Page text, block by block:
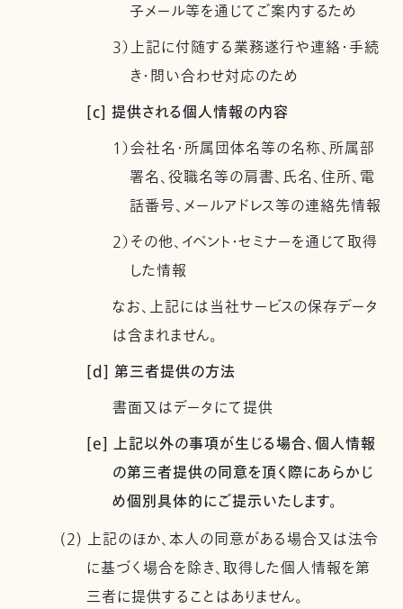
子メール等を通じてご案内するため
3）上記に付随する業務遂行や連絡・手続
き・問い合わせ対応のため
[c] 提供される個人情報の内容
1）会社名・所属団体名等の名称、所属部
署名、役職名等の肩書、氏名、住所、電
話番号、メールアドレス等の連絡先情報
2）その他、イベント・セミナーを通じて取得
した情報
なお、上記には当社サービスの保存データ
は含まれません。
[d] 第三者提供の方法
書面又はデータにて提供
[e] 上記以外の事項が生じる場合、個人情報
の第三者提供の同意を頂く際にあらかじ
め個別具体的にご提示いたします。
(2) 上記のほか、本人の同意がある場合又は法令
に基づく場合を除き、取得した個人情報を第
三者に提供することはありません。